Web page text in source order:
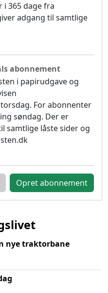
365 dage fra
adgang til samtlige
abonnement
i papirudgave og
For abonnenter
søndag. Der er
samtlige låste sider og
nye traktorbane